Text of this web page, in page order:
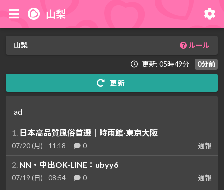
山梨
山梨 ルール
更新: 05時49分 0分前
更新
ad
1. 日本高品質風俗首選｜時雨館·東京大阪
07/20 (月) - 11:18 0 通報
2. NN・中出OK-LINE：ubyy6
07/19 (日) - 08:54 0 通報